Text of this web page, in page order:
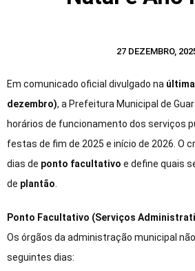
27 DEZEMBRO,
Em comunicado oficial divulgado na
dezembro), a Prefeitura Municipal de
horários de funcionamento dos serviços
festas de fim de 2025 e início de 2026. O
dias de ponto facultativo e define quais
de plantão
Ponto Facultativo (Serviços
Os órgãos da administração municipal
seguintes dias: